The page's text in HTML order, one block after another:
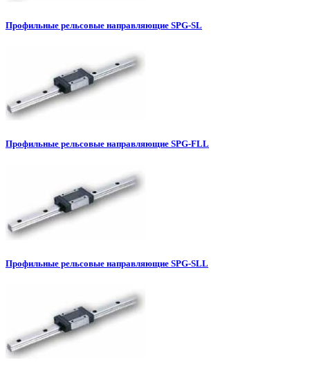
Профильные рельсовые направляющие SPG-SL
Профильные рельсовые направляющие SPG-FLL
Профильные рельсовые направляющие SPG-SLL